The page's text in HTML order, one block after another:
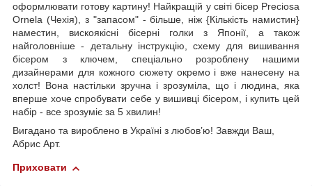
оформлювати готову картину! Найкращій у світі бісер Preciosa
Ornela (Чехія), з "запасом" - більше, ніж {Кількість намистин}
наместин, вискоякісні бісерні голки з Японії, а також
найголовніше - детальну інструкцію, схему для вишивання
бісером з ключем, спеціально розроблену нашими
дизайнерами для кожного сюжету окремо і вже нанесену на
холст! Вона настільки зручна і зрозуміла, що і людина, яка
вперше хоче спробувати себе у вишивці бісером, і купить цей
набір - все зрозуміє за 5 хвилин!
Вигадано та вироблено в Україні з любов’ю! Завжди Ваш,
Абрис Арт.
Приховати